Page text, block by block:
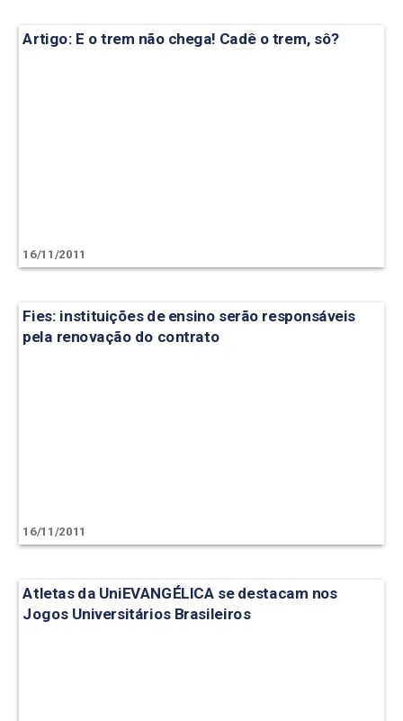
Artigo: E o trem não chega! Cadê o trem, sô?
16/11/2011
Fies: instituições de ensino serão responsáveis
pela renovação do contrato
16/11/2011
Atletas da UniEVANGÉLICA se destacam nos
Jogos Universitários Brasileiros